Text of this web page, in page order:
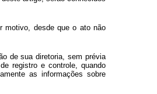
motivo, desde que o ato não
de sua diretoria, sem prévia
registro e controle, quando
as informações sobre